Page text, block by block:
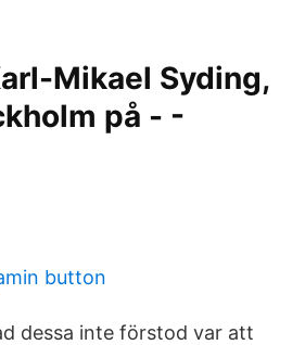
Mikael Syding,
på - -
button
dessa inte förstod var att